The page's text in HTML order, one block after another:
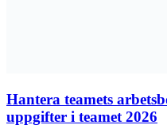
Hantera teamets
uppgifter i teamet 2026